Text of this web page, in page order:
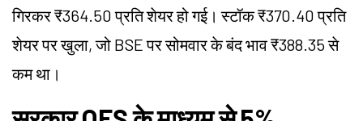
गिरकर ₹364.50 प्रति शेयर हो गई। स्टॉक ₹370.40 प्रति
शेयर पर खुला, जो BSE पर सोमवार के बंद भाव ₹388.35 से
कम था।